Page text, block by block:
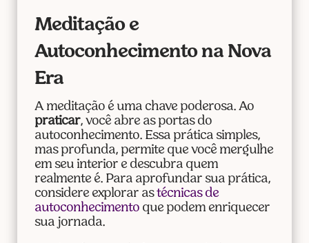
Meditação e
Autoconhecimento na Nova
Era
A meditação é uma chave poderosa. Ao
praticar, você abre as portas do
autoconhecimento. Essa prática simples,
mas profunda, permite que você mergulhe
em seu interior e descubra quem
realmente é. Para aprofundar sua prática,
considere explorar astécnicas de
autoconhecimentoque podem enriquecer
sua jornada.